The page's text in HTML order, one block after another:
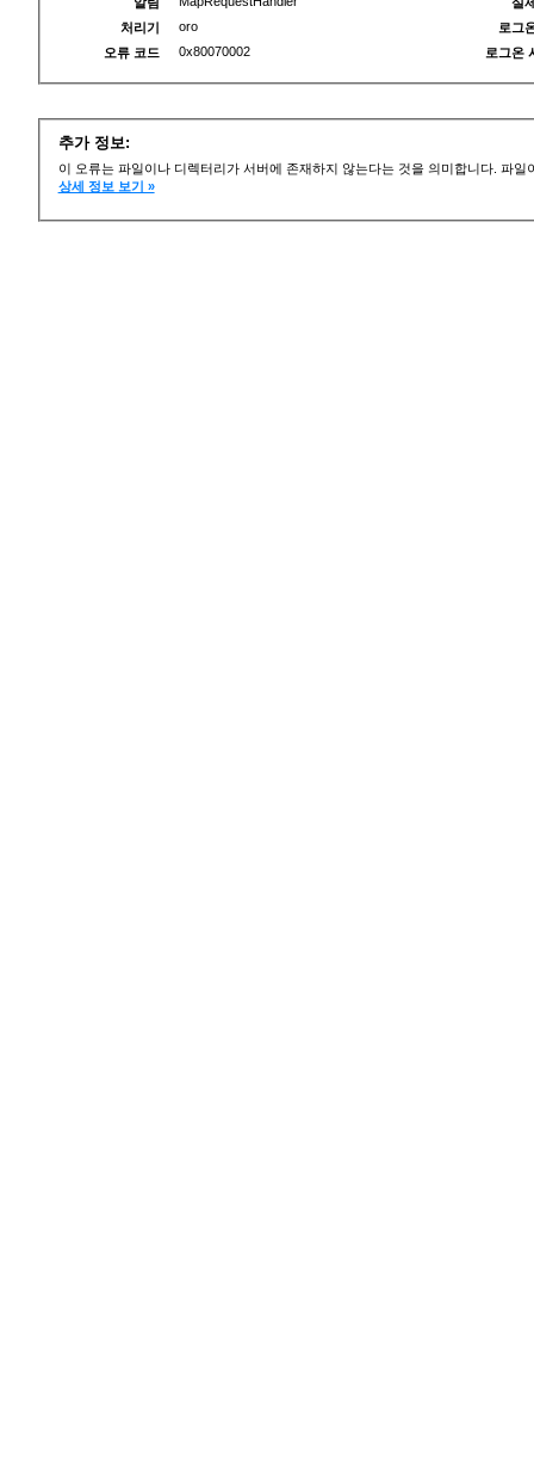
처리기
oro
오류 코드
0x80070002
로그
로그온
추가 정보:
이 오류는 파일이나 디렉터리가 서버에 존재하지 않는다는 것을 의미합니다. 파
상세 정보 보기 »